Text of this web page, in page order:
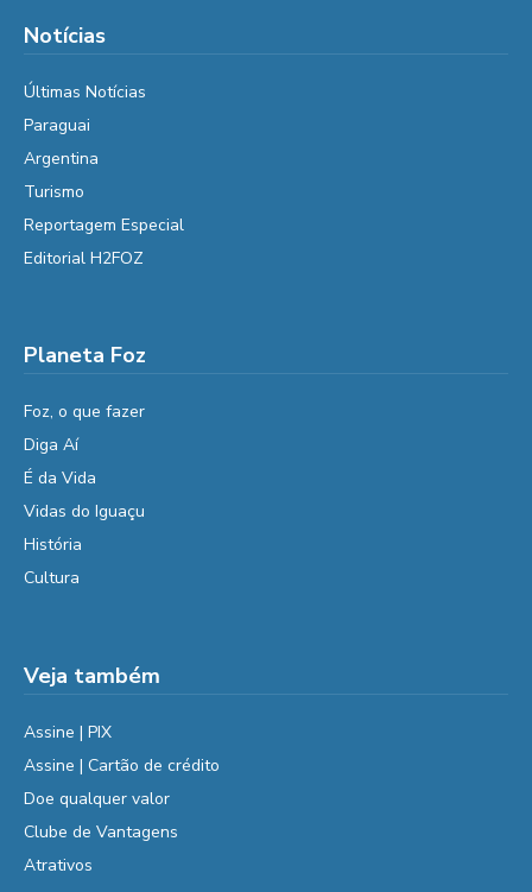
Notícias
Últimas Notícias
Paraguai
Argentina
Turismo
Reportagem Especial
Editorial H2FOZ
Planeta Foz
Foz, o que fazer
Diga Aí
É da Vida
Vidas do Iguaçu
História
Cultura
Veja também
Assine | PIX
Assine | Cartão de crédito
Doe qualquer valor
Clube de Vantagens
Atrativos